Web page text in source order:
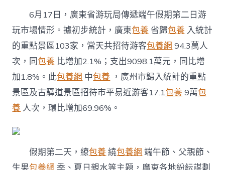
近
百
萬
人
次
臺
包
養
app，
這
些
動
受
6月17日，廣東省游玩局傳遞端午假期第二日游
玩市場情形。據初步統計，廣東包養 省歸包養 入統計
的重點景區103家，當天共招待游客包養網 94.3萬人
次，同包養 比增加2.1%；支出9098.1萬元，同比增
加1.8%。此包養網 中包養 ，廣州市歸入統計的重點
景區及古驛道景區招待市平易近游客17.1包養 9萬包
養 人次，環比增加69.96%。
假期第二天，繚包養 繞包養網 端午節、父親節、